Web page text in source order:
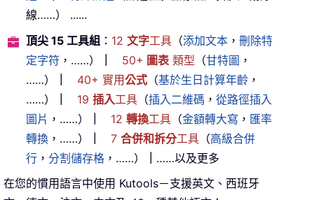
線……） ......
頂尖 15 工具組 ： 12 文字工具 （添加文本 ， 刪除特
定字符 ，……） 50+ 圖表類型 （甘特圖 ，
……）
40+ 實用公式 （基於生日計算年齡 ，
……）
19 插入工具 （插入二維碼 ， 從路徑插入
圖片 ，……） 12 轉換工具 （金額轉大寫 ， 匯率
轉換 ，……） 7 合併和拆分工具 （高級合併
行 ， 分割儲存格 ，……）
……以及更多
在您的慣用語言中使用 Kutools－支援英文、西班牙